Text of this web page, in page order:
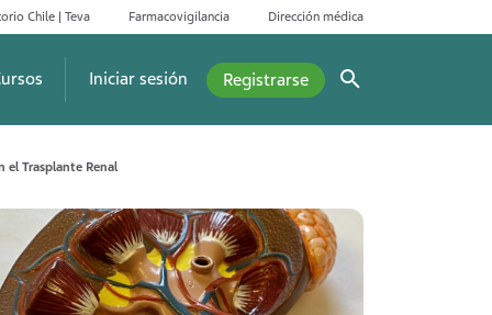
Chile | Teva Farmacovigilancia Dirección médica
Iniciar sesión Registrarse
el Trasplante Renal